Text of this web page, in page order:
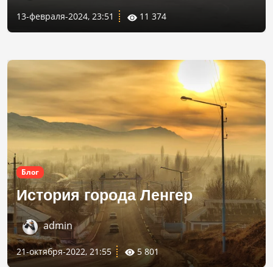
13-февраля-2024, 23:51 11 374
Блог
История города Ленгер
admin
21-октября-2022, 21:55 5 801